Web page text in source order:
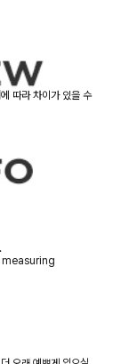
따라 차이가 있을 수